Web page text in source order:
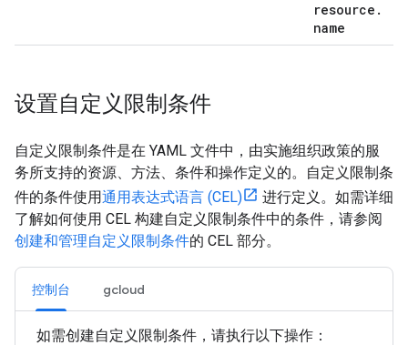
resource .
name
设置自定义限制条件
自定义限制条件是在 YAML 文件中，由实施组织政策的服
务所支持的资源、方法、条件和操作定义的。自定义限制条
件的条件使用通用表达式语言 (CEL)
进行定义。如需详细
了解如何使用 CEL 构建自定义限制条件中的条件，请参阅
创建和管理自定义限制条件的 CEL 部分。
控制台 gcloud
如需创建自定义限制条件，请执行以下操作：